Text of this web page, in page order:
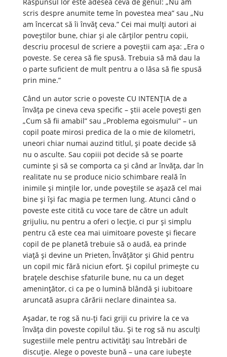
scris despre anumite teme în povestea mea” sau „Nu
am încercat să îi învăț ceva.” Cei mai mulți autori ai
poveștilor bune, chiar și ale cărților pentru copii,
descriu procesul de scriere a poveștii cam așa: „Era o
poveste. Se cerea să fie spusă. Trebuia să mă dau la
o parte suficient de mult pentru a o lăsa să fie spusă
prin mine.”
Când un autor scrie o poveste CU INTENȚIA de a
învăța pe cineva ceva specific – știi acele povești gen
„Cum să fii amabil” sau „Problema egoismului” – un
copil poate mirosi predica de la o mie de kilometri,
uneori chiar numai auzind titlul, și poate decide să
nu o asculte. Sau copiii pot decide să se poarte
cuminte și să se comporta ca și când ar învăța, dar în
realitate nu se produce nicio schimbare reală în
inimile și mințile lor, unde poveștile se așază cel mai
bine și își fac magia pe termen lung. Atunci când o
poveste este citită cu voce tare de către un adult
grijuliu, nu pentru a oferi o lecție, ci pur și simplu
pentru că este cea mai uimitoare poveste și fiecare
copil de pe planetă trebuie să o audă, ea prinde
viață și devine un Prieten, Învățător și Ghid pentru
un copil mic fără niciun efort. Și copilul primește cu
brațele deschise sfaturile bune, nu ca un deget
amenințător, ci ca pe o lumină blândă și iubitoare
aruncată asupra cărării neclare dinaintea sa.
Așadar, te rog să nu-ți faci griji cu privire la ce va
învăța din poveste copilul tău. Și te rog să nu asculți
sugestiile mele pentru activități sau întrebări de
discuție. Alege o poveste bună – una care iubește